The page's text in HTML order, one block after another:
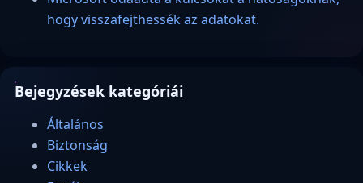
hogy visszafejthessék az adatokat.
Bejegyzések kategóriái
Általános
Biztonság
Cikkek